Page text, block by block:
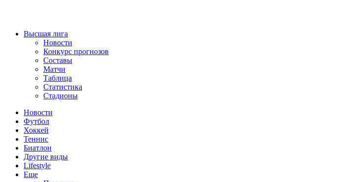
Высшая лига
Новости
Конкурс прогнозов
Составы
Матчи
Таблица
Статистика
Стадионы
Новости
Футбол
Хоккей
Теннис
Биатлон
Другие виды
Lifestyle
Еще